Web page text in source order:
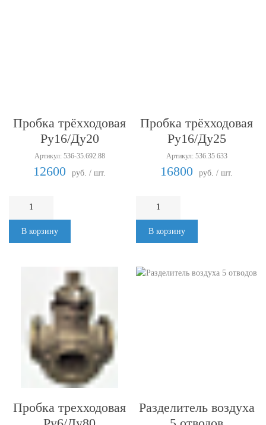
Пробка трёхходовая
Ру16/Ду20
Артикул: 536-35.692.88
12600 руб. / шт.
В корзину
Пробка трёхходовая
Ру16/Ду25
Артикул: 536.35 633
16800 руб. / шт.
В корзину
Пробка трехходовая
Разделитель воздуха